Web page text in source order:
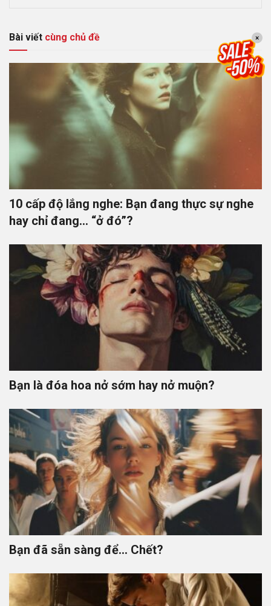
Bài viết cùng chủ đề
10 cấp độ lắng nghe: Bạn đang thực sự nghe
hay chỉ đang… “ở đó”?
Bạn là đóa hoa nở sớm hay nở muộn?
Bạn đã sẵn sàng để… Chết?
×